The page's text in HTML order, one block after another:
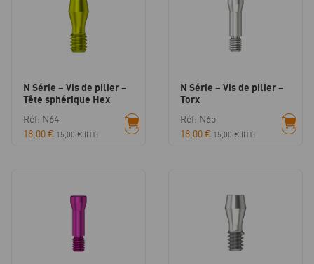
N Série – Vis de pilier –
Tête sphérique Hex
Réf: N64
18,00€ 15,00 € (HT)
N Série – Vis de pilier –
Torx
Réf: N65
18,00€ 15,00 € (HT)